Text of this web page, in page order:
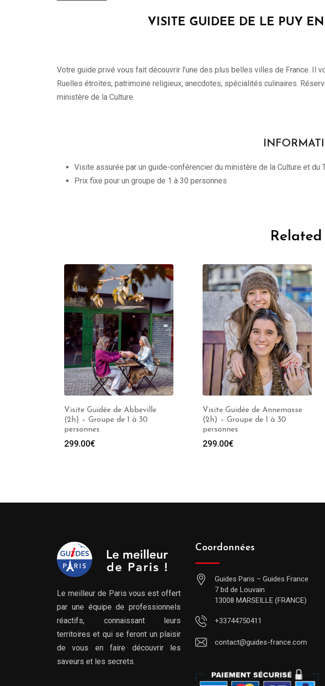
VISITE GUIDEE DE LE PUY
Votre guide privé vous fait découvrir l’une des plus belles villes de France. Il
Ruelles étroites, patrimoine religieux, anecdotes, spécialités culinaires.
ministère de la Culture.
Visite assurée par un guide-conférencier du ministère de la Culture et du
Prix fixe pour un groupe de 1 à 30 personnes
Visite Guidée de Abbeville
(2h) – Groupe de 1 à 30
personnes
299.00€
Visite Guidée de Annemasse
(2h) – Groupe de 1 à 30
personnes
299.00€
Le meilleur de Paris vous est offert
par une équipe de professionnels
réactifs, connaissant leurs
territoires et qui se feront un plaisir
de vous en faire découvrir les
saveurs et les secrets.
Coordonnées
Guides Paris – Guides France
7 bd de Louvain
13008 MARSEILLE (FRANCE)
+33744750411
contact@guides-france.com